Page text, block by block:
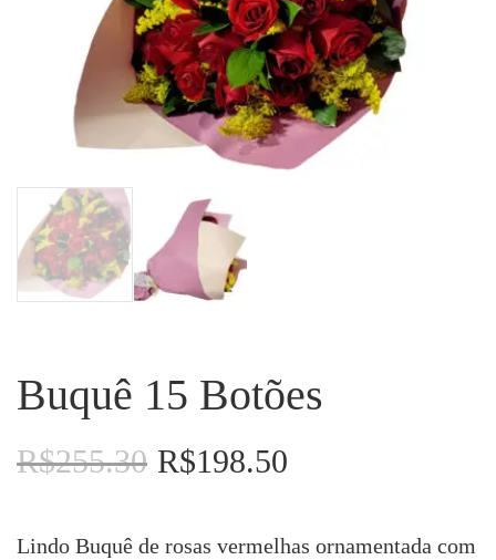
Buquê 15 Botões
R$255.30 O
era:
R$198.50
é:
Lindo Buquê de rosas vermelhas ornamentada com